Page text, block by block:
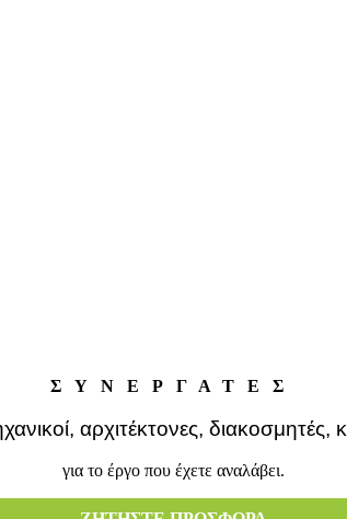
ΣΥΝΕΡΓΑΤΕΣ
αρχιτέκτονες, διακοσμητές,
για το έργο που έχετε αναλάβει.